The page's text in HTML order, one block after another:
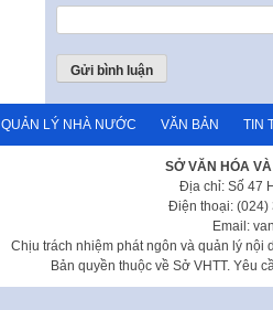
QUẢN LÝ NHÀ NƯỚC VĂN BẢN TIN
SỞ VĂN HÓA
Địa chỉ: Số 47
Điện thoại: (024)
Email:
Chịu trách nhiệm phát ngôn và quản lý nội
Bản quyền thuộc về Sở VHTT. Yêu